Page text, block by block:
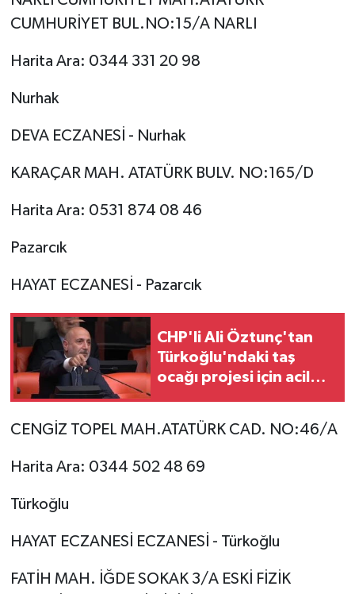
CUMHURİYET BUL.NO:15/A NARLI
Harita Ara: 0344 331 20 98
Nurhak
DEVA ECZANESİ - Nurhak
KARAÇAR MAH. ATATÜRK BULV. NO:165/D
Harita Ara: 0531 874 08 46
Pazarcık
HAYAT ECZANESİ - Pazarcık
CHP'li Ali Öztunç'tan
Türkoğlu'ndaki taş
ocağı projesi için acil
CENGİZ TOPEL MAH.ATATÜRK CAD. NO:46/A
Harita Ara: 0344 502 48 69
Türkoğlu
HAYAT ECZANESİ ECZANESİ - Türkoğlu
FATİH MAH. İĞDE SOKAK 3/A ESKİ FİZİK